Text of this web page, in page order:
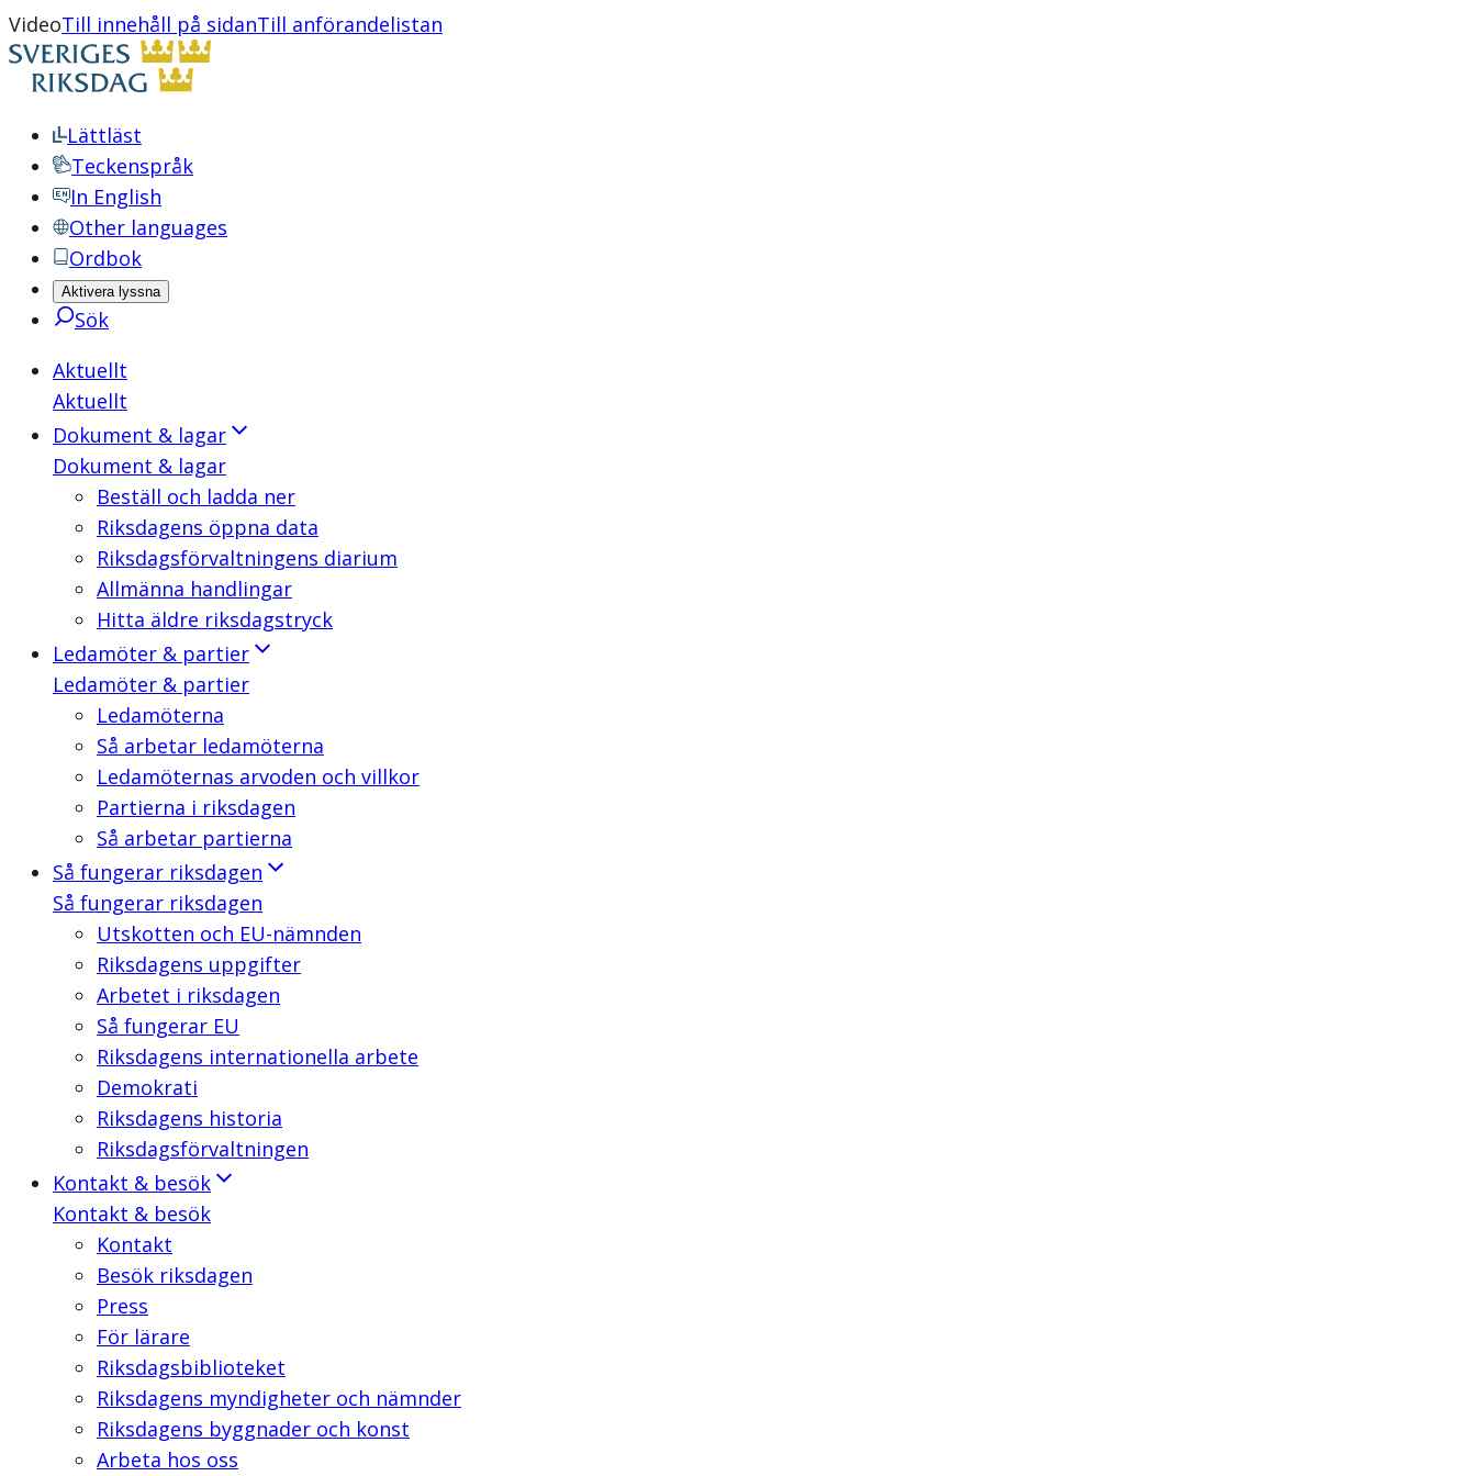
VideoTill innehåll på sidanTill anförandelistan
Lättläst
Teckenspråk
In English
Other languages
Ordbok
Aktivera lyssna
Sök
Aktuellt
Aktuellt
Dokument & lagar
Dokument & lagar
Beställ och ladda ner
Riksdagens öppna data
Riksdagsförvaltningens diarium
Allmänna handlingar
Hitta äldre riksdagstryck
Ledamöter & partier
Ledamöter & partier
Ledamöterna
Så arbetar ledamöterna
Ledamöternas arvoden och villkor
Partierna i riksdagen
Så arbetar partierna
Så fungerar riksdagen
Så fungerar riksdagen
Utskotten och EU-nämnden
Riksdagens uppgifter
Arbetet i riksdagen
Så fungerar EU
Riksdagens internationella arbete
Demokrati
Riksdagens historia
Riksdagsförvaltningen
Kontakt & besök
Kontakt & besök
Kontakt
Besök riksdagen
Press
För lärare
Riksdagsbiblioteket
Riksdagens myndigheter och nämnder
Riksdagens byggnader och konst
Arbeta hos oss